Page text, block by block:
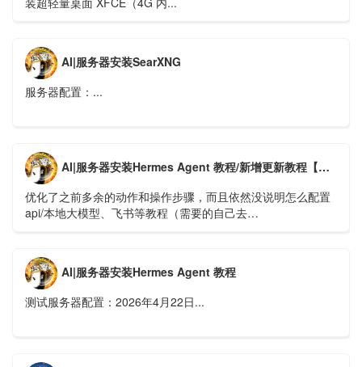
AI|服务器安装SearXNG
服务器配置：...
AI|服务器安装Hermes Agent 教程/新增更新教程【新版】
优化了之前多余的动作和操作步骤，而且依然没说明怎么配置
api/本地大模型、飞书等教程（需要的自己去
AI|服务器安装Hermes Agent 教程
测试服务器配置：2026年4月22日...